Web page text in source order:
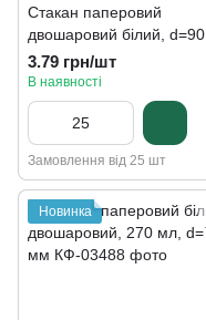
Стакан паперовий
двошаровий білий, d=90
мм, 500 мл
3.79 грн/шт
В наявності
Замовлення від 25 шт
Новинка